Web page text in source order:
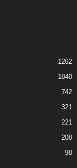
1262
1040
742
321
221
208
98